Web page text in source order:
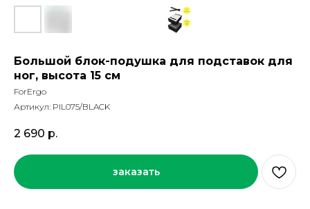
Большой блок-подушка для подставок для
ног, высота 15 см
ForErgo
Артикул: PIL075/BLACK
2 690 р.
заказать